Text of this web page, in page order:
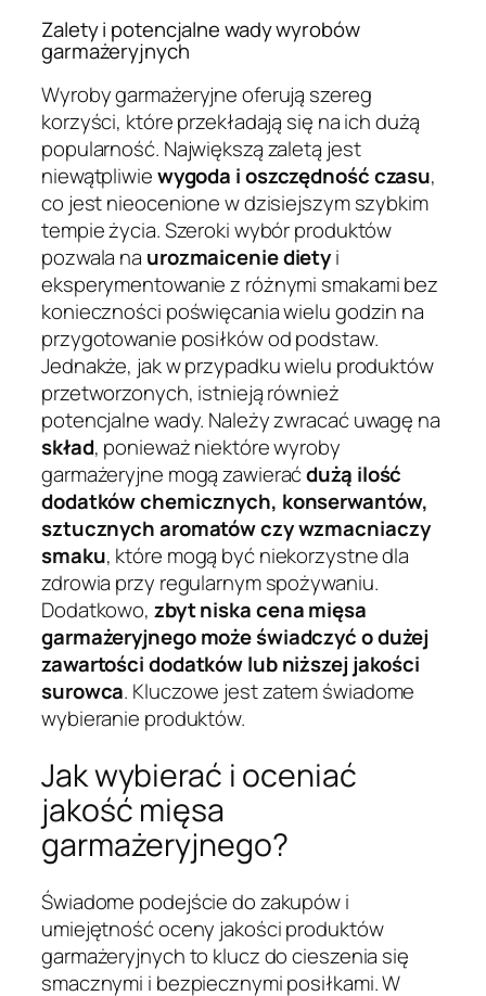
Zalety i potencjalne wady wyrobów
garmażeryjnych
Wyroby garmażeryjne oferują szereg
korzyści, które przekładają się na ich dużą
popularność. Największą zaletą jest
niewątpliwiewygoda i oszczędność czasu,
co jest nieocenione w dzisiejszym szybkim
tempie życia. Szeroki wybór produktów
pozwala na urozmaicenie dietyi
eksperymentowanie z różnymi smakami bez
konieczności poświęcania wielu godzin na
przygotowanie posiłków od podstaw.
Jednakże, jak w przypadku wielu produktów
przetworzonych, istnieją również
potencjalne wady. Należy zwracać uwagę na
skład, ponieważ niektóre wyroby
garmażeryjne mogą zawieraćdużą ilość
dodatków chemicznych, konserwantów,
sztucznych aromatów czy wzmacniaczy
smaku, które mogą być niekorzystne dla
zdrowia przy regularnym spożywaniu.
Dodatkowo, zbyt niska cena mięsa
garmażeryjnego może świadczyć o dużej
zawartości dodatków lub niższej jakości
surowca. Kluczowe jest zatem świadome
wybieranie produktów.
Jak wybierać i oceniać
jakość mięsa
garmażeryjnego?
Świadome podejście do zakupów i
umiejętność oceny jakości produktów
garmażeryjnych to klucz do cieszenia się
smacznymi i bezpiecznymi posiłkami. W